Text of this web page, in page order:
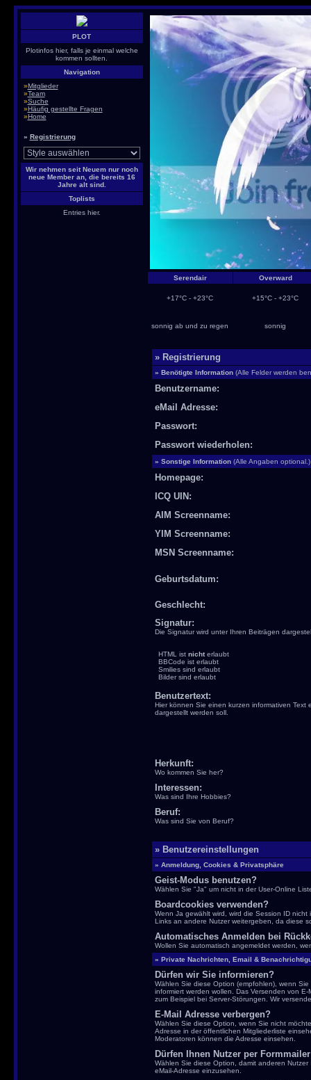
PLOT
Plotinfos hier, falls je einmal welche
kommen sollten.
Navigation
»Mitglieder
»Team
»Suche
»Häufig gestellte Fragen
»Home
» Registrierung
Wir nehmen seit Neuem nur noch
neue Member an, die bereits 16
Jahre alt sind.
Toplists
Entries hier.
Serendair Overward
+17°C - +23°C +15°C - +23°C
sonnig ab und zu regen sonnig
» Registrierung
» Benötigte Information (Alle Felder werden
Benutzername:
eMail Adresse:
Passwort:
Passwort wiederholen:
» Sonstige Information (Alle Angaben optional.)
Homepage:
ICQ UIN:
AIM Screenname:
YIM Screenname:
MSN Screenname:
Geburtsdatum:
Geschlecht:
Signatur:
Die Signatur wird unter Ihren Beiträgen
HTML ist nichterlaubt
BBCode ist erlaubt
Smilies sind erlaubt
Bilder sind erlaubt
Benutzertext:
Hier können Sie einen kurzen informativen Text
dargestellt werden soll.
Herkunft:
Wo kommen Sie her?
Interessen:
Was sind Ihre Hobbies?
Beruf:
Was sind Sie von Beruf?
» Benutzereinstellungen
» Anmeldung, Cookies & Privatsphäre
Geist-Modus benutzen?
Wählen Sie "Ja" um nicht in der User-Online
Boardcookies verwenden?
Wenn Ja gewählt wird, wird die Session ID
Links an andere Nutzer weitergeben, da diese
Automatisches Anmelden bei
Wollen Sie automatisch angemeldet werden,
» Private Nachrichten, Email &
Dürfen wir Sie informieren?
Wählen Sie diese Option (empfohlen), wenn
informiert werden wollen. Das Versenden von
zum Beispiel bei Server-Störungen. Wir
E-Mail Adresse verbergen?
Wählen Sie diese Option, wenn Sie nicht
Adresse in der öffentlichen Mitgliederliste
Moderatoren können die Adresse einsehen.
Dürfen Ihnen Nutzer per
Wählen Sie diese Option, damit anderen
eMail-Adresse einzusehen.